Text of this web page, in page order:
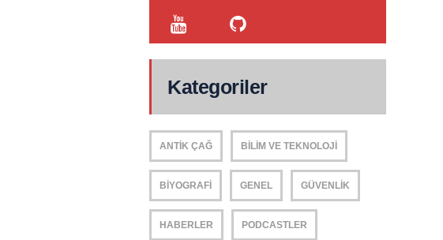
Kategoriler
ANTIK ÇAĞ BILIM VE TEKNOLOJI
BIYOGRAFI GENEL GÜVENLIK
HABERLER PODCASTLER